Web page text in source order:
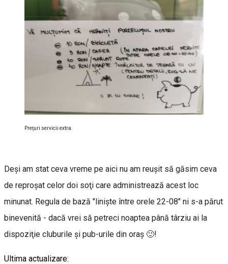
Preţuri servicii extra.
Deşi am stat ceva vreme pe aici nu am reuşit să găsim ceva
de reproşat celor doi soţi care administrează acest loc
minunat. Regula de bază "linişte între orele 22-08" ni s-a părut
binevenită - dacă vrei să petreci noaptea până târziu ai la
dispoziţie cluburile şi pub-urile din oraş 🙂!
Ultima actualizare: